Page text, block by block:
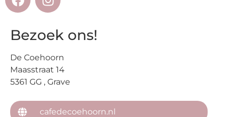
Bezoek ons!
De Coehoorn
Maasstraat 14
5361 GG , Grave
cafedecoehoorn.nl